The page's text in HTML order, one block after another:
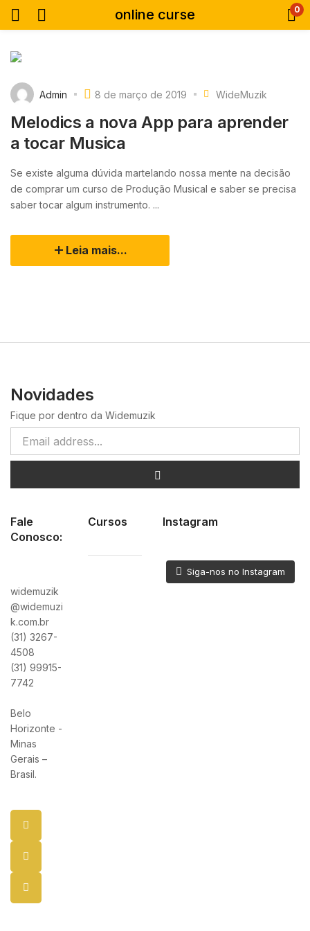
online curse 0
Admin 8 de março de 2019 WideMuzik
Melodics a nova App para aprender
a tocar Musica
Se existe alguma dúvida martelando nossa mente na decisão
de comprar um curso de Produção Musical e saber se precisa
saber tocar algum instrumento. ...
Leia mais...
Novidades
Fique por dentro da Widemuzik
Fale
Conosco:
widemuzik
@widemuzi
k.com.br
(31) 3267-
4508
(31) 99915-
7742
Belo
Horizonte -
Minas
Gerais –
Brasil.
Cursos Instagram
Siga-nos no Instagram